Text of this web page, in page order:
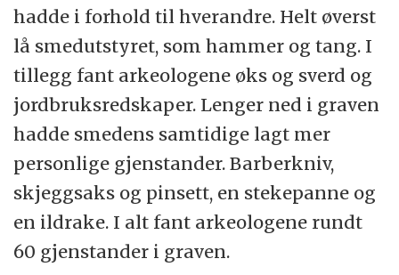
hadde i forhold til hverandre. Helt øverst
lå smedutstyret, som hammer og tang. I
tillegg fant arkeologene øks og sverd og
jordbruksredskaper. Lenger ned i graven
hadde smedens samtidige lagt mer
personlige gjenstander. Barberkniv,
skjeggsaks og pinsett, en stekepanne og
en ildrake. I alt fant arkeologene rundt
60 gjenstander i graven.